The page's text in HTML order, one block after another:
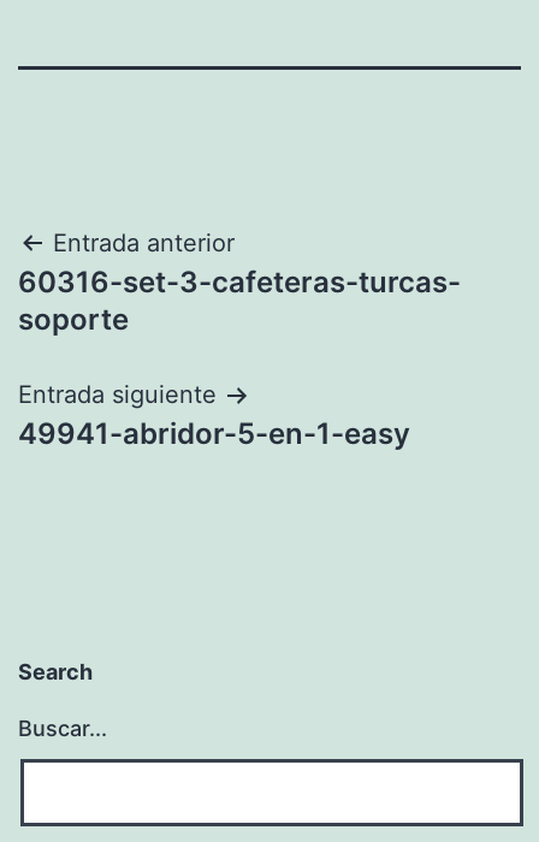
Navegación
de
Entrada anterior
60316-set-3-cafeteras-turcas-
soporte
Entrada siguiente
49941-abridor-5-en-1-easy
Search
Buscar...